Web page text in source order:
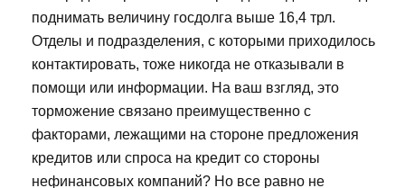
поднимать величину госдолга выше 16,4 трл.
Отделы и подразделения, с которыми приходилось
контактировать, тоже никогда не отказывали в
помощи или информации. На ваш взгляд, это
торможение связано преимущественно с
факторами, лежащими на стороне предложения
кредитов или спроса на кредит со стороны
нефинансовых компаний? Но все равно не